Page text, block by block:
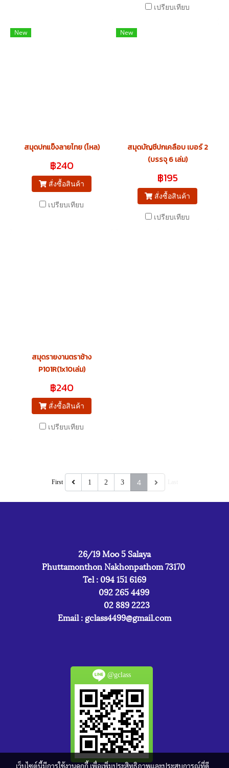
เปรียบเทียบ
New
สมุดปกแข็งลายไทย (โหล)
฿240
สั่งซื้อสินค้า
เปรียบเทียบ
New
สมุดบัญชีปกเคลือบ เบอร์ 2
(บรรจุ 6 เล่ม)
฿195
สั่งซื้อสินค้า
เปรียบเทียบ
สมุดรายงานตราช้าง
P101R(1x10เล่ม)
฿240
สั่งซื้อสินค้า
เปรียบเทียบ
First 1 2 3 4
26/19 Moo 5 Salaya
Phuttamonthon Nakhonpathom 73170
Tel : 094 151 6169
092 265 4499
02 889 2223
Email : gclass4499@gmail.com
@gclass
เว็บไซต์นี้มีการใช้งานคุกกี้ เพื่อเพิ่มประสิทธิภาพและประสบการณ์ที่ดี